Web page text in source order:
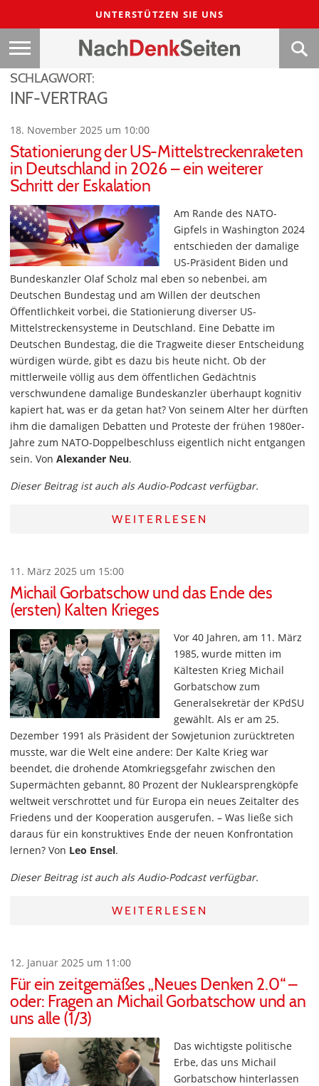
UNTERSTÜTZEN SIE UNS
SCHLAGWORT:
INF-VERTRAG
18. November 2025 um 10:00
Stationierung der US-Mittelstreckenraketen
in Deutschland in 2026 – ein weiterer
Schritt der Eskalation
Am Rande des NATO-
Gipfels in Washington 2024
entschieden der damalige
US-Präsident Biden und
Bundeskanzler Olaf Scholz mal eben so nebenbei, am
Deutschen Bundestag und am Willen der deutschen
Öffentlichkeit vorbei, die Stationierung diverser US-
Mittelstreckensysteme in Deutschland. Eine Debatte im
Deutschen Bundestag, die die Tragweite dieser Entscheidung
würdigen würde, gibt es dazu bis heute nicht. Ob der
mittlerweile völlig aus dem öffentlichen Gedächtnis
verschwundene damalige Bundeskanzler überhaupt kognitiv
kapiert hat, was er da getan hat? Von seinem Alter her dürften
ihm die damaligen Debatten und Proteste der frühen 1980er-
Jahre zum NATO-Doppelbeschluss eigentlich nicht entgangen
sein. Von Alexander Neu.
Dieser Beitrag ist auch als Audio-Podcast verfügbar.
WEITERLESEN
11. März 2025 um 15:00
Michail Gorbatschow und das Ende des
(ersten) Kalten Krieges
Vor 40 Jahren, am 11. März
1985, wurde mitten im
Kältesten Krieg Michail
Gorbatschow zum
Generalsekretär der KPdSU
gewählt. Als er am 25.
Dezember 1991 als Präsident der Sowjetunion zurücktreten
musste, war die Welt eine andere: Der Kalte Krieg war
beendet, die drohende Atomkriegsgefahr zwischen den
Supermächten gebannt, 80 Prozent der Nuklearsprengköpfe
weltweit verschrottet und für Europa ein neues Zeitalter des
Friedens und der Kooperation ausgerufen. – Was ließe sich
daraus für ein konstruktives Ende der neuen Konfrontation
lernen? Von Leo Ensel.
Dieser Beitrag ist auch als Audio-Podcast verfügbar.
WEITERLESEN
12. Januar 2025 um 11:00
Für ein zeitgemäßes „Neues Denken 2.0“ –
oder: Fragen an Michail Gorbatschow und an
uns alle (1/3)
Das wichtigste politische
Erbe, das uns Michail
Gorbatschow hinterlassen